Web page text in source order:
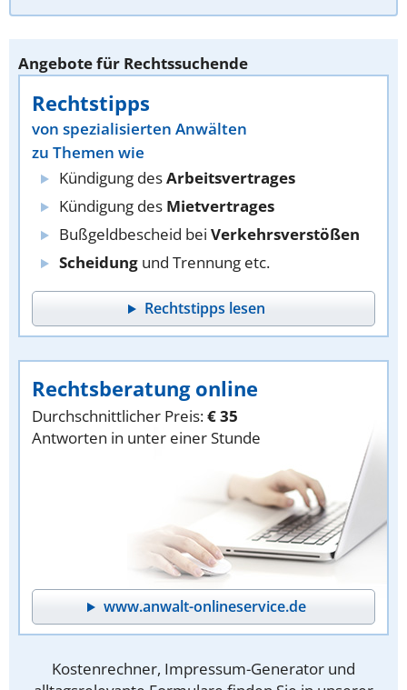
Angebote für Rechtssuchende
Rechtstipps
von spezialisierten Anwälten
zu Themen wie
Kündigung desArbeitsvertrages
Kündigung des Mietvertrages
Bußgeldbescheid bei Verkehrsverstößen
Scheidung und Trennung etc.
Rechtstipps lesen
Rechtsberatung online
Durchschnittlicher Preis:€ 35
Antworten in unter einer Stunde
www.anwalt-onlineservice.de
Kostenrechner, Impressum-Generator und